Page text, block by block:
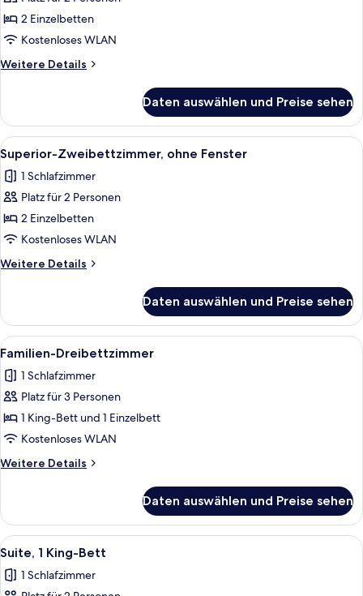
Deluxe-
Zweibettzimmer
anzeigen
2 Einzelbetten
Kostenloses WLAN
Weitere Details
Weitere
Zweibettzimmer
Daten auswählen und Preise sehen
Alle
Fotos
für
Superior-
Zweibettzimmer,
ohne
Fenster
anzeigen
Ein Hotelzimmer mit zwei Betten,
4
Superior-Zweibettzimmer, ohne Fenster
1 Schlafzimmer
Platz für 2 Personen
2 Einzelbetten
Kostenloses WLAN
Weitere Details
Weitere
Zweibettzimmer,
ohne
Fenster
Daten auswählen und Preise sehen
Alle
Fotos
für
Familien-
Dreibettzimmer
anzeigen
Ein Hotelzimmer mit zwei Betten,
9
Familien-Dreibettzimmer
1 Schlafzimmer
Platz für 3 Personen
1 King-Bett und 1 Einzelbett
Kostenloses WLAN
Weitere Details
Weitere
Dreibettzimmer
Daten auswählen und Preise sehen
Alle
Fotos
für
Ein modernes Hotelzimmer mit
7
Suite, 1 King-Bett
1 Schlafzimmer